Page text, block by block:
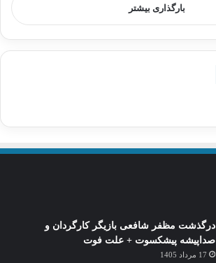
بارگذاری بیشتر
درگذشت مظفر شافعی بازیگر کارگردان و
صداپیشه پیشکسوت + علت فوت
17 مرداد 1405